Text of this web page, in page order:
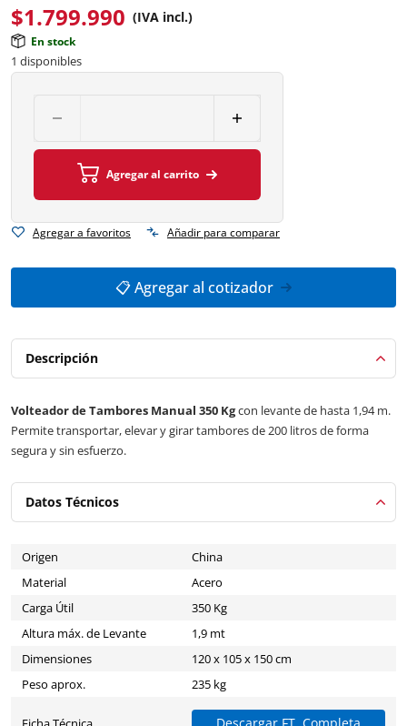
$1.799.990 (IVA incl.)
En stock
1 disponibles
Agregar al carrito
Agregar a favoritos Añadir para comparar
📋 Agregar al cotizador
Descripción
Volteador de Tambores Manual 350 Kgcon levante de hasta 1,94 m.
Permite transportar, elevar y girar tambores de 200 litros de forma
segura y sin esfuerzo.
Datos Técnicos
Origen
China
Material
Acero
Carga Útil
350 Kg
Altura máx. de Levante
1,9 mt
Dimensiones
120 x 105 x 150 cm
Peso aprox.
235 kg